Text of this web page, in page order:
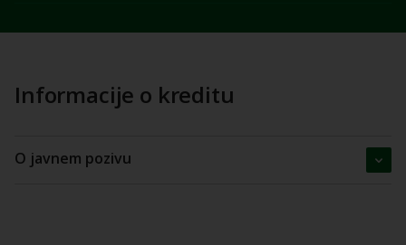
Informacije o kreditu
O javnem pozivu